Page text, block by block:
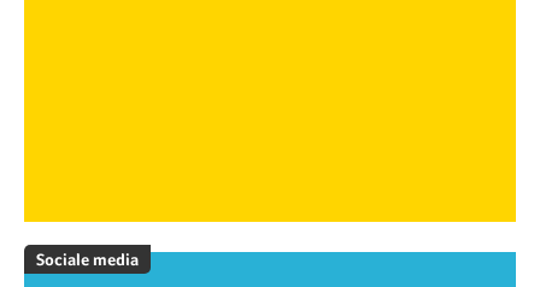
Sociale media